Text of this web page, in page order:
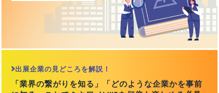
出展企業の見どころを解説！
「業界の繋がりを知る」「どのような企業かを事前